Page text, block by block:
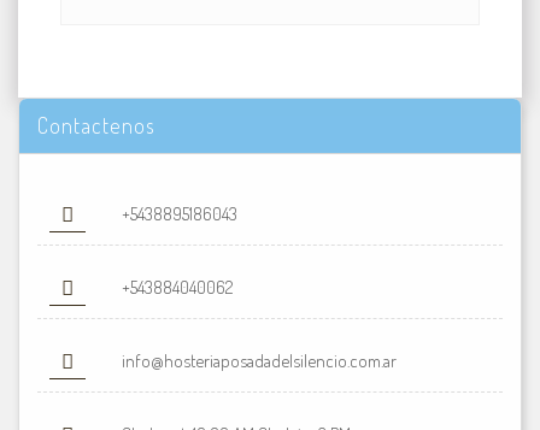
Contactenos
+5438895186043
+543884040062
info@hosteriaposadadelsilencio.com.ar